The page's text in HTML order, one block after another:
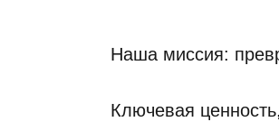
Наша миссия:
Ключевая